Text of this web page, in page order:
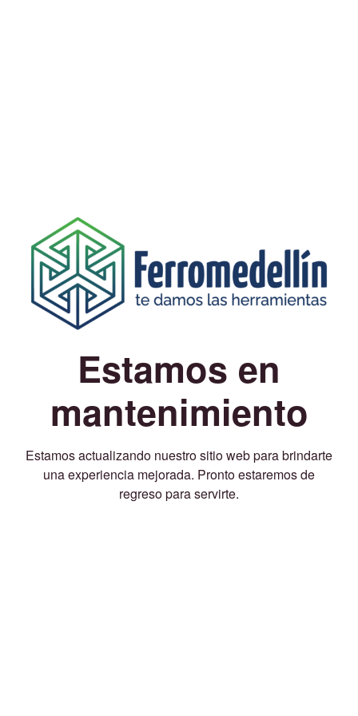
Estamos en
mantenimiento
Estamos actualizando nuestro sitio web para brindarte
una experiencia mejorada. Pronto estaremos de
regreso para servirte.